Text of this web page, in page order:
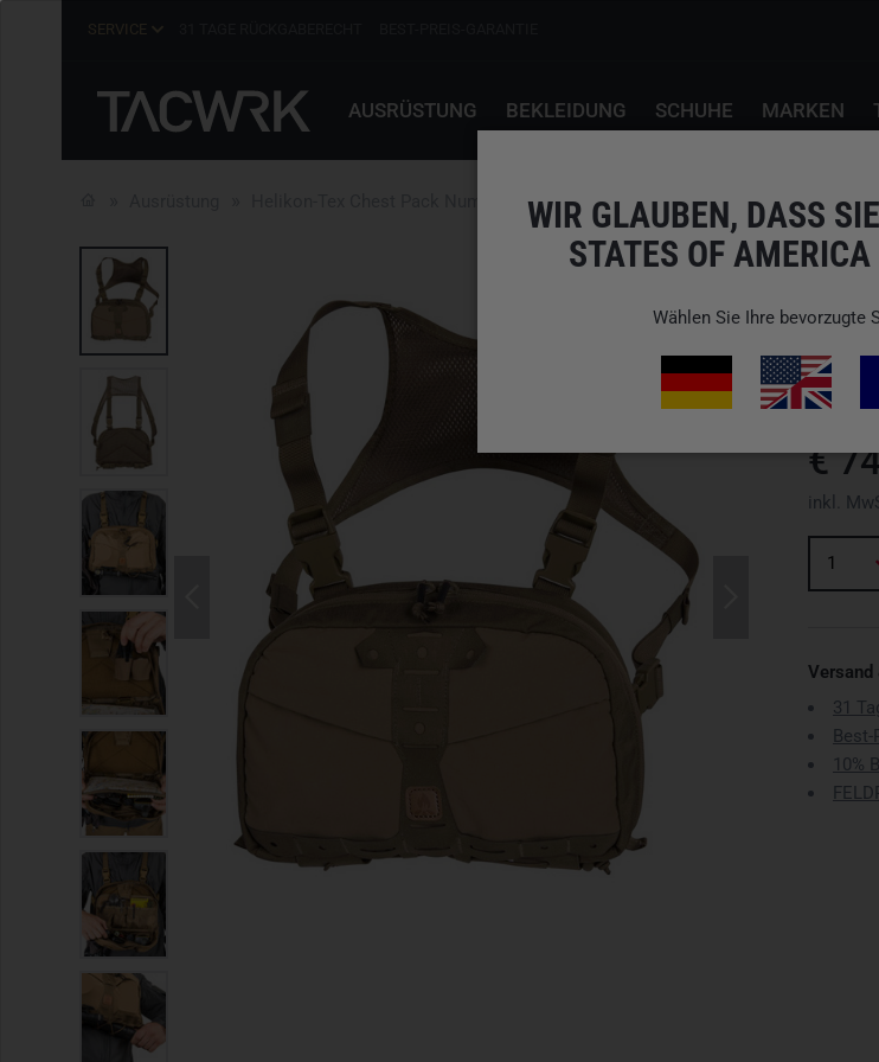
SERVICE
AUSRÜSTUNG BEKLEIDUNG SCHUHE MARKEN
Helikon-Tex Chest Pack Numbat Coyote
Art.-Nr.:
EAN:
wir
€
inkl.
1
Versand
31
Best-
10%
WIR GLAUBEN, DASS
STATES OF
Wählen Sie Ihre bevorzugte